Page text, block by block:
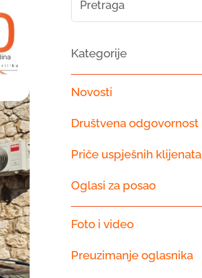
Kategorije
Novosti
Društvena odgovornost
Priče uspješnih klijenata
Oglasi za posao
Foto i video
Preuzimanje oglasnika